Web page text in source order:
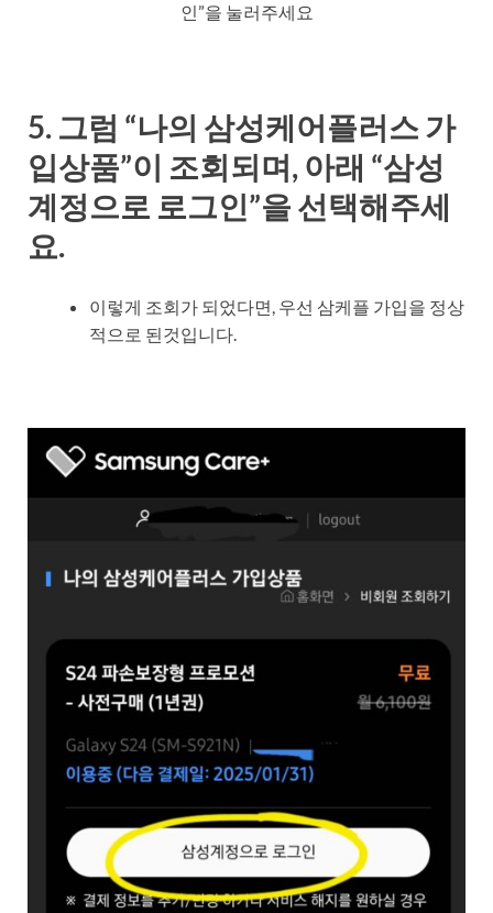
인”을 눌러주세요
5. 그럼 “나의 삼성케어플러스 가
입상품”이 조회되며, 아래 “삼성
계정으로 로그인”을 선택해주세
요.
이렇게 조회가 되었다면, 우선 삼케플 가입을 정상
적으로 된것입니다.